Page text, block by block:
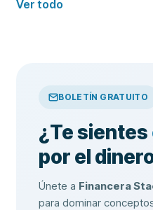
Ver todo
BOLETÍN GRATUITO
¿Te sientes
por el
Únete a Financera
para dominar